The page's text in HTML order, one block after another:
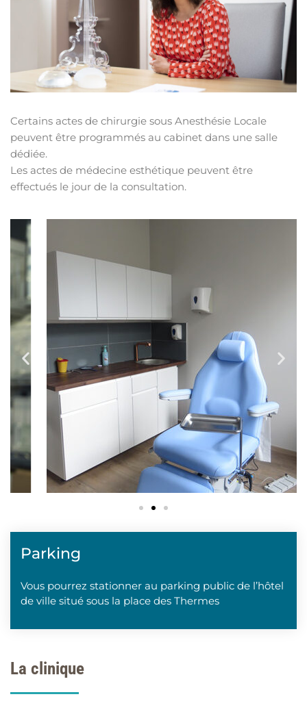
Certains actes de chirurgie sous Anesthésie Locale
peuvent être programmés au cabinet dans une salle
dédiée.
Les actes de médecine esthétique peuvent être
effectués le jour de la consultation.
Parking
Vous pourrez stationner au parking public de l’hôtel
de ville situé sous la place des Thermes
La clinique